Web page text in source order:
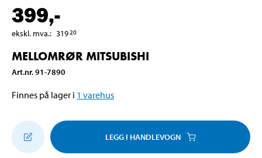
399,-
ekskl. mva.: 31920
MELLOMRØR MITSUBISHI
Art.nr.91-7890
Finnes på lager i 1 varehus
LEGG I HANDLEVOGN